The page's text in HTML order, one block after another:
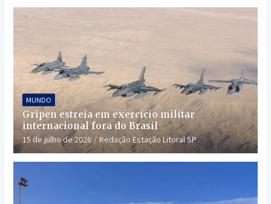
MUNDO
Gripen estreia em exercício militar
internacional fora do Brasil
15 de julho de 2026 Redação Estação Litoral SP